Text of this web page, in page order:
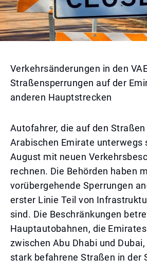
Verkehrsänderungen in den
Straßensperrungen auf der
anderen Hauptstrecken
Autofahrer, die auf den
Arabischen Emirate unterwegs
August mit neuen
rechnen. Die Behörden haben
vorübergehende Sperrungen
erster Linie Teil von
sind. Die Beschränkungen
Hauptautobahnen, die
zwischen Abu Dhabi und
stark befahrene Straßen in der